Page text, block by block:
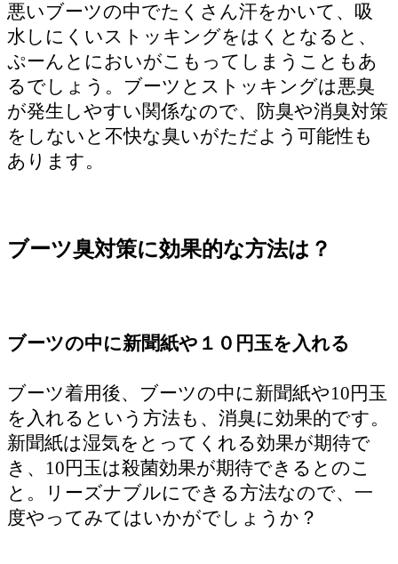
悪いブーツの中でたくさん汗をかいて、吸
水しにくいストッキングをはくとなると、
ぷーんとにおいがこもってしまうこともあ
るでしょう。ブーツとストッキングは悪臭
が発生しやすい関係なので、防臭や消臭対策
をしないと不快な臭いがただよう可能性も
あります。
ブーツ臭対策に効果的な方法は？
ブーツの中に新聞紙や１０円玉を入れる
ブーツ着用後、ブーツの中に新聞紙や10円玉
を入れるという方法も、消臭に効果的です。
新聞紙は湿気をとってくれる効果が期待で
き、10円玉は殺菌効果が期待できるとのこ
と。リーズナブルにできる方法なので、一
度やってみてはいかがでしょうか？